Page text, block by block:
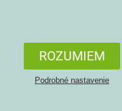
ROZUMIEM
Podrobné nastavenie